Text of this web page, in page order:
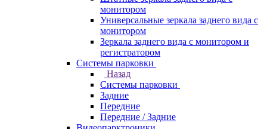
монитором
Универсальные зеркала заднего вида с
монитором
Зеркала заднего вида с монитором и
регистратором
Системы парковки
Назад
Системы парковки
Задние
Передние
Передние / Задние